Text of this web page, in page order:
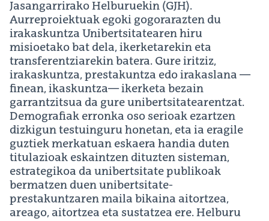
Jasangarrirako Helburuekin (GJH).
Aurreproiektuak egoki gogorarazten du
irakaskuntza Unibertsitatearen hiru
misioetako bat dela, ikerketarekin eta
transferentziarekin batera. Gure iritziz,
irakaskuntza, prestakuntza edo irakaslana —
finean, ikaskuntza— ikerketa bezain
garrantzitsua da gure unibertsitatearentzat.
Demografiak erronka oso serioak ezartzen
dizkigun testuinguru honetan, eta ia eragile
guztiek merkatuan eskaera handia duten
titulazioak eskaintzen dituzten sisteman,
estrategikoa da unibertsitate publikoak
bermatzen duen unibertsitate-
prestakuntzaren maila bikaina aitortzea,
areago, aitortzea eta sustatzea ere. Helburu